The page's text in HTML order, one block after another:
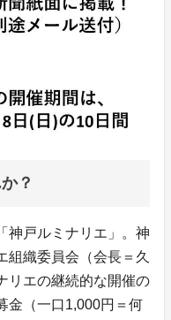
？
戸ルミナリエ」。神
組織委員会（会長＝久
リエの継続的な開催の
金（一口1,000円＝何